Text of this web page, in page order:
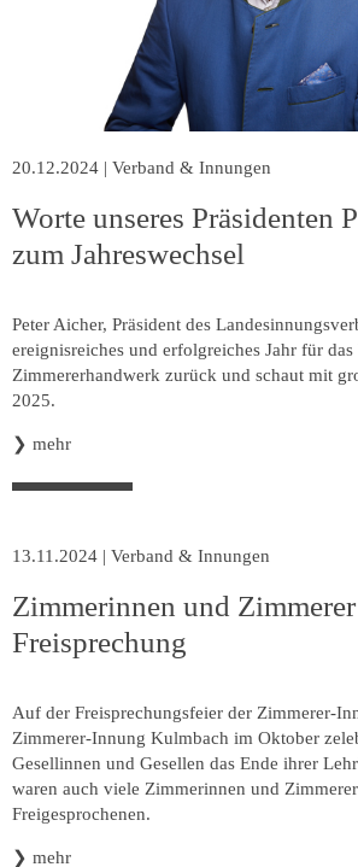
20.12.2024 | Verband & Innungen
Worte unseres Präsidenten
zum Jahreswechsel
Peter Aicher, Präsident des
ereignisreiches und erfolgreiches Jahr für das
Zimmererhandwerk zurück und schaut mit
2025.
❯ mehr
13.11.2024 | Verband & Innungen
Zimmerinnen und
Freisprechung
Auf der Freisprechungsfeier der Zimmerer-
Zimmerer-Innung Kulmbach im Oktober
Gesellinnen und Gesellen das Ende ihrer
waren auch viele Zimmerinnen und
Freigesprochenen.
❯ mehr